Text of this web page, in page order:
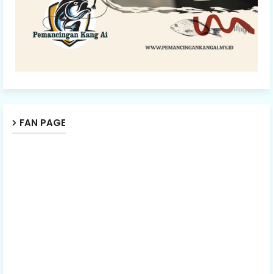
FAN PAGE